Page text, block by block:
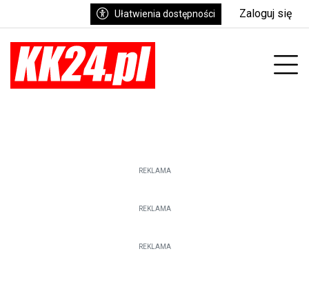
Ułatwienia dostępności Zaloguj się
REKLAMA
REKLAMA
REKLAMA